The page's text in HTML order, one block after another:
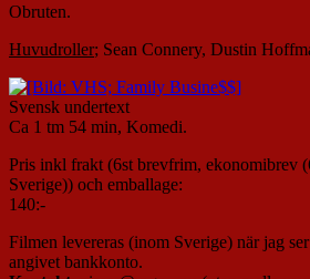
Obruten.
Huvudroller; Sean Connery, Dustin
Svensk undertext
Ca 1 tm 54 min, Komedi.
Pris inkl frakt (6st brevfrim, ekonomibrev
Sverige)) och emballage:
140:-
Filmen levereras (inom Sverige) när jag
angivet bankkonto.